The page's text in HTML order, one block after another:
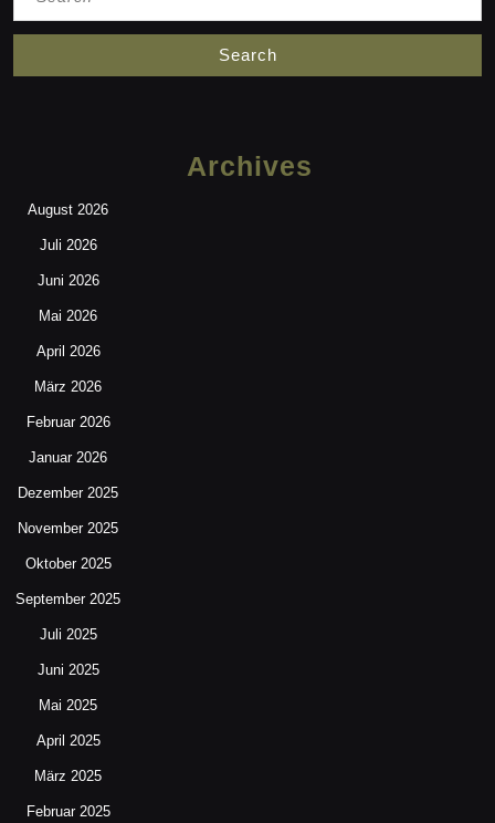
Archives
August 2026
Juli 2026
Juni 2026
Mai 2026
April 2026
März 2026
Februar 2026
Januar 2026
Dezember 2025
November 2025
Oktober 2025
September 2025
Juli 2025
Juni 2025
Mai 2025
April 2025
März 2025
Februar 2025